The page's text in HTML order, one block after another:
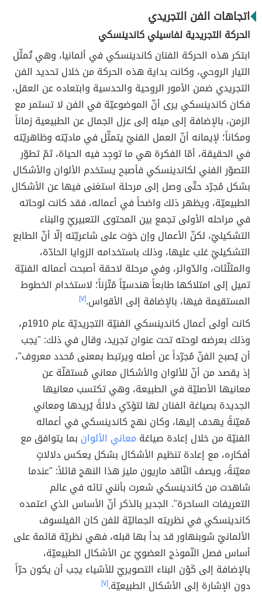
اتجاهات الفن التجريدي
الحركة التجريدية لفاسيلي كاندينسكي
ابتكر هذه الحركة الفنان كاندينسكي في ألمانيا، وهي تُمثّل
التيار الروحي، وكانت بداية هذه الحركة من خلال تحديد الفن
التجريدي ضمن الأمور الروحية والحدسية وابتعاده عن العقل،
فكان كاندينسكي يرى أنّ الموضوعيّة في الفن لا تستمر مع
الزمن، بالإضافة إلى ميله إلى عزل الجمال عن الطبيعية زماناً
ومكاناً؛ لإيمانه أنّ العمل الفنيّ يتمثّل في ماديّته وظاهريّته
في الحقيقة، أمّا الفكرة هي ما توجِد فيه الحياة، ثمّ تطوّر
التصوّر الفني لكاندينسكي فأصبح يستخدم الألوان والأشكال
بشكل مُجرّد حتّى وصل إلى مرحلة استغنى فيها عن الأشكال
الطبيعيّة، ويظهر ذلك واضحاً في أعماله، فقد كانت لوحاته
في مراحله الأولى تجمع بين المحتوى التعبيريّ والبناء
التشكيليّ، لكنّ الأعمال وإن حَوَت على شاعريّته إلّا أنّ الطابع
التشكيليّ غلب عليها، وذلك باستخدامه الزوايا الحادّة،
والمثلّثات، والدّوائر، وفي مرحلة لاحقة أصبحت أعماله الفنيّة
تميل إلى امتلاكها طابعاً هندسيّاً مُتّزناً؛ لاستخدام الخطوط
المستقيمة فيها، بالإضافة إلى الأقواس.[٧]
كانت أولى أعمال كاندينسكي الفنيّة التجريديّة عام 1910م،
وذلك بعرضه لوحته تحت عنوان تجريد، وقال في ذلك: "يجب
أن يُصبح الفنّ مُجرّداً عن أصله ويرتبط بمعنى مُحدد معروف"،
إذ يقصد من أنّ للألوان والأشكال معاني مُستقلّة عن
معانيها الأصليّة في الطبيعة، وهي تكتسب معانيها
الجديدة بصياغة الفنان لها لتؤدّي دلالةً يُريدها ومعاني
مُعيّنةً يهدف إليها، وكان نهج كاندينسكي في أعماله
الفنيّة من خلال إعادة صياغة معاني الألوان بما يتوافق مع
أفكاره، مع إعادة تنظيم الأشكال بشكل يعكس دلالاتٍ
معيّنةً، ويصف النّاقد ماريون مليز هذا النهج قائلاً: "عندما
شاهدت من كاندينسكي شعرت بأنني تائه في عالم
التعريفات الساحرة". الجدير بالذكر أنّ الأساس الذي اعتمده
كاندينسكي في نظريته الجماليّة للفن كان الفيلسوف
الألمانيّ شوبنهاور قد بدأ بها قبله، فهي نظريّة قائمة على
أساس فصل النّموذج العضويّ عن الأشكال الطبيعيّة،
بالإضافة إلى كَوْن البناء التصويريّ للأشياء يجب أن يكون حرّاً
دون الإشارة إلى الأشكال الطبيعيّة.[٧]